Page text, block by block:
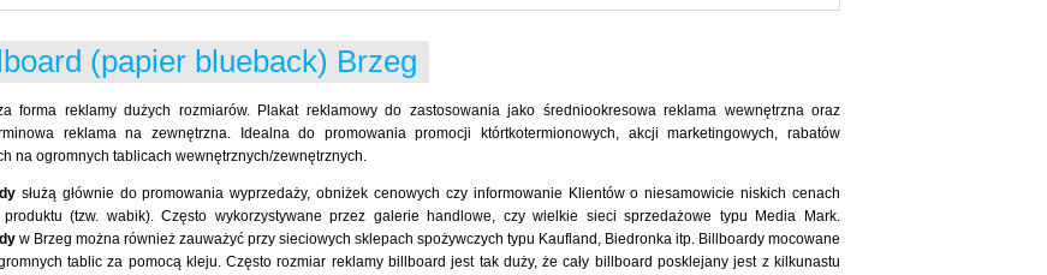
(papier blueback) Brzeg
forma reklamy dużych rozmiarów. Plakat reklamowy do zastosowania jako średniookresowa reklama wewnętrzna oraz
reklama na zewnętrzna. Idealna do promowania promocji którtkotermionowych, akcji marketingowych, rabatów
na ogromnych tablicach wewnętrznych/zewnętrznych.
służą głównie do promowania wyprzedaży, obniżek cenowych czy informowanie Klientów o niesamowicie niskich cenach
(tzw. wabik). Często wykorzystywane przez galerie handlowe, czy wielkie sieci sprzedażowe typu Media Mark.
w Brzeg można również zauważyć przy sieciowych sklepach spożywczych typu Kaufland, Biedronka itp. Billboardy mocowane
tablic za pomocą kleju. Często rozmiar reklamy billboard jest tak duży, że cały billboard posklejany jest z kilkunastu